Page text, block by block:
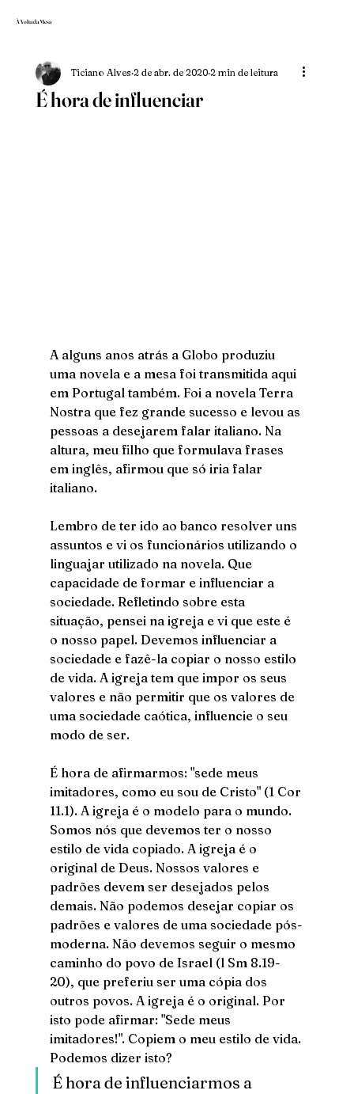
À Volta da Mesa
É hora de influenciar
Ticiano Alves 2 de abr. de 2020 2 min de leitura
A alguns anos atrás a Globo produziu
uma novela e a mesa foi transmitida aqui
em Portugal também. Foi a novela Terra
Nostra que fez grande sucesso e levou as
pessoas a desejarem falar italiano. Na
altura, meu filho que formulava frases
em inglês, afirmou que só iria falar
italiano.
Lembro de ter ido ao banco resolver uns
assuntos e vi os funcionários utilizando o
linguajar utilizado na novela. Que
capacidade de formar e influenciar a
sociedade. Refletindo sobre esta
situação, pensei na igreja e vi que este é
o nosso papel. Devemos influenciar a
sociedade e fazê-la copiar o nosso estilo
de vida. A igreja tem que impor os seus
valores e não permitir que os valores de
uma sociedade caótica, influencie o seu
modo de ser.
É hora de afirmarmos: "sede meus
imitadores, como eu sou de Cristo" (1 Cor
11.1). A igreja é o modelo para o mundo.
Somos nós que devemos ter o nosso
estilo de vida copiado. A igreja é o
original de Deus. Nossos valores e
padrões devem ser desejados pelos
demais. Não podemos desejar copiar os
padrões e valores de uma sociedade pós-
moderna. Não devemos seguir o mesmo
caminho do povo de Israel (l Sm 8.19-
20), que preferiu ser uma cópia dos
outros povos. A igreja é o original. Por
isto pode afirmar: "Sede meus
imitadores!". Copiem o meu estilo de vida.
Podemos dizer isto?
É hora de influenciarmos a